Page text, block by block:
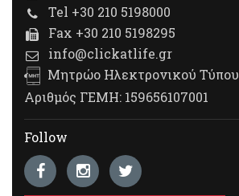
Tel +30 210 5198000
Fax +30 210 5198295
info@clickatlife.gr
Μητρώο Ηλεκτρονικού Τύπου:
Αριθμός ΓΕΜΗ: 159656107001
Follow